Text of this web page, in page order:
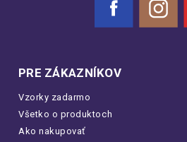
Facebook Instagram
PRE ZÁKAZNÍKOV
Vzorky zadarmo
Všetko o produktoch
Ako nakupovať